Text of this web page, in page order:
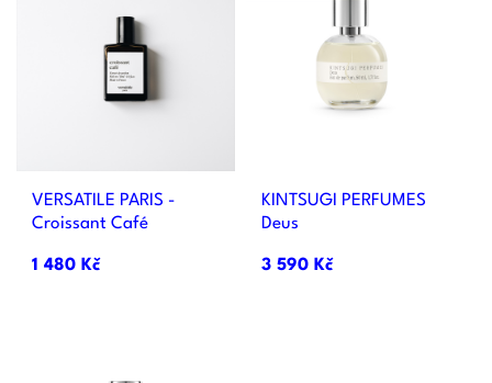
VERSATILE PARIS -
Croissant Café
1 480 Kč
KINTSUGI PERFUMES
Deus
3 590 Kč